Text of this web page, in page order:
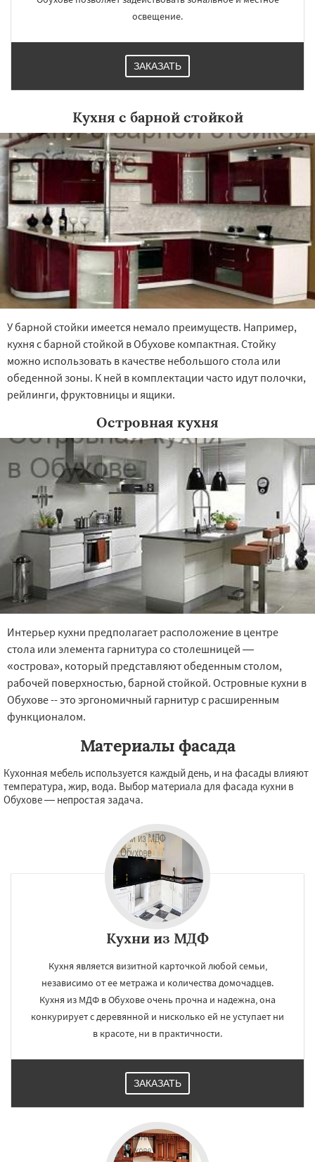
освещение.
ЗАКАЗАТЬ
Кухня с барной стойкой
У барной стойки имеется немало преимуществ. Например,
кухня с барной стойкой в Обухове компактная. Стойку
можно использовать в качестве небольшого стола или
обеденной зоны. К ней в комплектации часто идут полочки,
рейлинги, фруктовницы и ящики.
Островная кухня
Интерьер кухни предполагает расположение в центре
стола или элемента гарнитура со столешницей —
«острова», который представляют обеденным столом,
рабочей поверхностью, барной стойкой. Островные кухни в
Обухове -- это эргономичный гарнитур с расширенным
функционалом.
Материалы фасада
Кухонная мебель используется каждый день, и на фасады влияют
температура, жир, вода. Выбор материала для фасада кухни в
Обухове — непростая задача.
Кухни из МДФ
Кухня является визитной карточкой любой семьи,
независимо от ее метража и количества домочадцев.
Кухня из МДФ в Обухове очень прочна и надежна, она
конкурирует с деревянной и нисколько ей не уступает ни
в красоте, ни в практичности.
ЗАКАЗАТЬ